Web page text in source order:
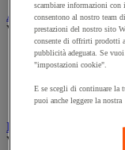
Attrezzatura e mobili
Vedi tutte le categorie
Armadietto
Lettino,
Materiale per
Mobili e forniture
Badge e timbratura
Vedi tutte le categorie
scambiare informazioni
consentono al nostro team
prestazioni del nostro sito
consente di offrirti prodotti
pubblicità adeguata. Se
"impostazioni cookie".
E se scegli di continuare la
puoi anche leggere la nostra